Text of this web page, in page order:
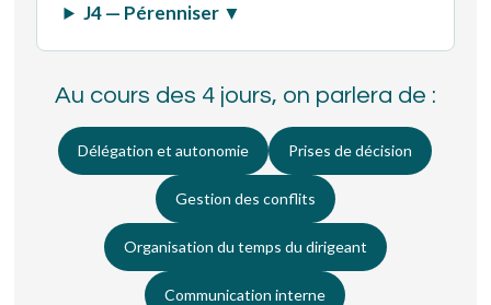
J4 — Pérenniser ▼
Au cours des 4 jours, on parlera de :
Délégation et autonomie Prises de décision
Gestion des conflits
Organisation du temps du dirigeant
Communication interne